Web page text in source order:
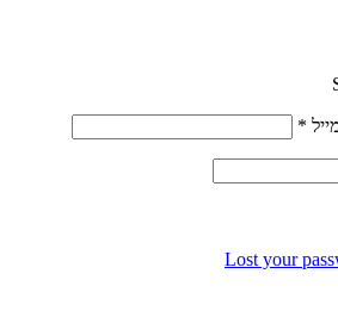
*
Lost your